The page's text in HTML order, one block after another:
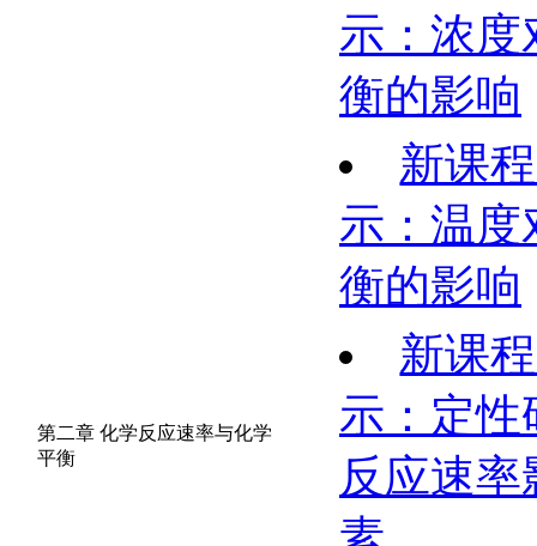
第二章 化学反应速率与化学
平衡
示：浓度
衡的影响
新课
示：温度
衡的影响
新课
示：定性
反应速